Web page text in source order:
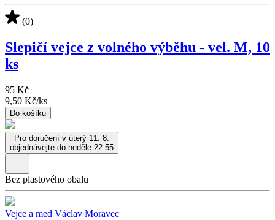
(0)
Slepičí vejce z volného výběhu - vel. M, 10
ks
95 Kč
9,50 Kč/ks
Do košíku
Pro doručení v úterý 11. 8.
objednávejte do neděle 22:55
Bez plastového obalu
Vejce a med Václav Moravec